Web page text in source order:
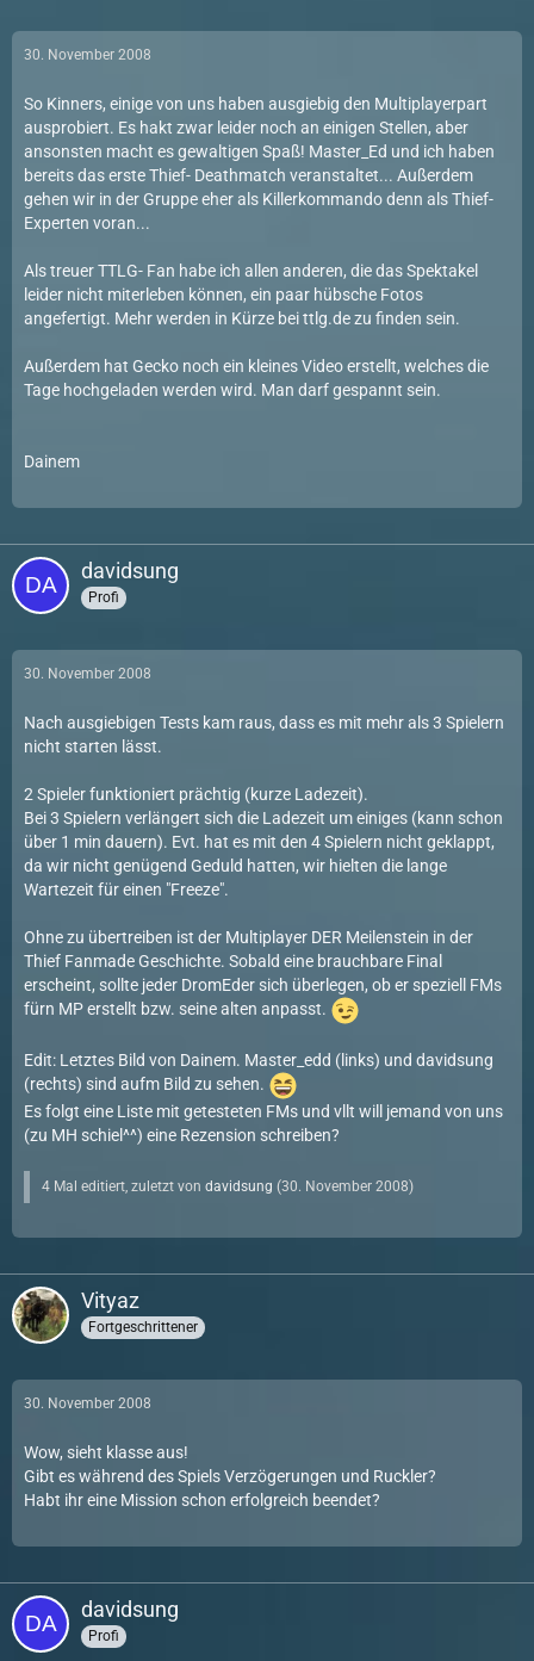
30. November 2008
So Kinners, einige von uns haben ausgiebig den Multiplayerpart
ausprobiert. Es hakt zwar leider noch an einigen Stellen, aber
ansonsten macht es gewaltigen Spaß! Master_Ed und ich haben
bereits das erste Thief- Deathmatch veranstaltet... Außerdem
gehen wir in der Gruppe eher als Killerkommando denn als Thief-
Experten voran...
Als treuer TTLG- Fan habe ich allen anderen, die das Spektakel
leider nicht miterleben können, ein paar hübsche Fotos
angefertigt. Mehr werden in Kürze bei ttlg.de zu finden sein.
Außerdem hat Gecko noch ein kleines Video erstellt, welches die
Tage hochgeladen werden wird. Man darf gespannt sein.
Dainem
davidsung
Profi
30. November 2008
Nach ausgiebigen Tests kam raus, dass es mit mehr als 3 Spielern
nicht starten lässt.
2 Spieler funktioniert prächtig (kurze Ladezeit).
Bei 3 Spielern verlängert sich die Ladezeit um einiges (kann schon
über 1 min dauern). Evt. hat es mit den 4 Spielern nicht geklappt,
da wir nicht genügend Geduld hatten, wir hielten die lange
Wartezeit für einen "Freeze".
Ohne zu übertreiben ist der Multiplayer DER Meilenstein in der
Thief Fanmade Geschichte. Sobald eine brauchbare Final
erscheint, sollte jeder DromEder sich überlegen, ob er speziell FMs
fürn MP erstellt bzw. seine alten anpasst.
Edit: Letztes Bild von Dainem. Master_edd (links) und davidsung
(rechts) sind aufm Bild zu sehen.
Es folgt eine Liste mit getesteten FMs und vllt will jemand von uns
(zu MH schiel^^) eine Rezension schreiben?
4 Mal editiert, zuletzt von davidsung (30. November 2008)
Vityaz
Fortgeschrittener
30. November 2008
Wow, sieht klasse aus!
Gibt es während des Spiels Verzögerungen und Ruckler?
Habt ihr eine Mission schon erfolgreich beendet?
davidsung
Profi